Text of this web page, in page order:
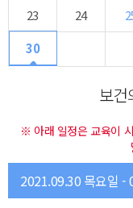
23
24
30
보건
※ 아래 일정은 교육이
2021.09.30 목요일 -